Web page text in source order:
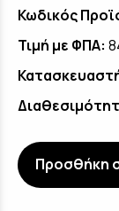
Κωδικός
Τιμή με ΦΠΑ:
Προσθήκη